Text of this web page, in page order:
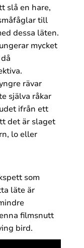
slå en hare,
till
dessa läten.
mycket
rävar
själva råkar
ifrån ett
det är slaget
lo eller
som
läte är
filmsnutt
bird.